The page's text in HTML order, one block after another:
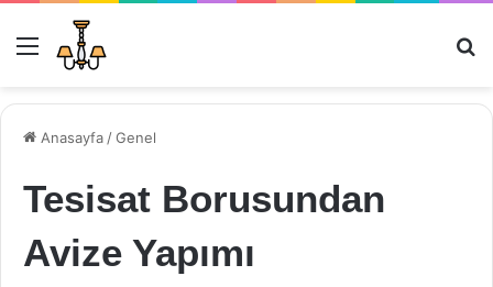
Menü
Anasayfa /Genel
Tesisat Borusundan
Avize Yapımı